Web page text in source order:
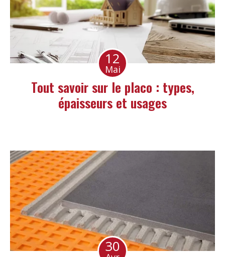
12
Mai
Tout savoir sur le placo : types,
épaisseurs et usages
30